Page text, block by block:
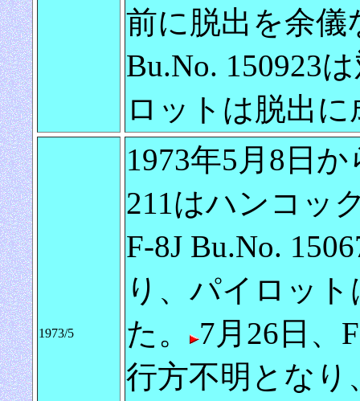
前に脱出を余儀
Bu.No. 150923
ロットは脱出
1973/5
1973年5月8日
211はハンコッ
F-8J Bu.No.
り、パイロッ
た。
7月26日、
行方不明とな